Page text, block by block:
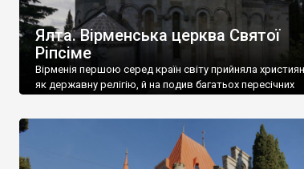
Ялта. Вірменська церква Святої
Ріпсіме
Вірменія першою серед країн світу прийняла
як державну релігію, й на подив багатьох пересічних